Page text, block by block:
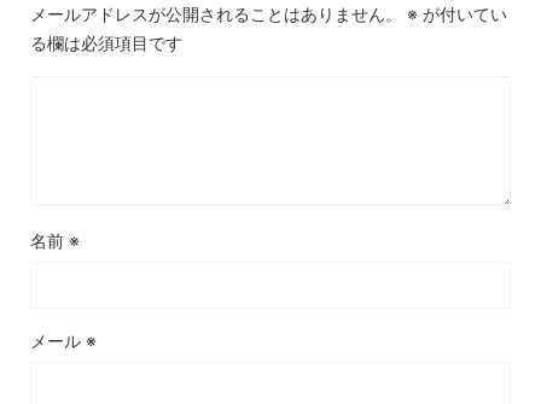
メールアドレスが公開されることはありません。 ※ が付いてい
る欄は必須項目です
名前 ※
メール ※